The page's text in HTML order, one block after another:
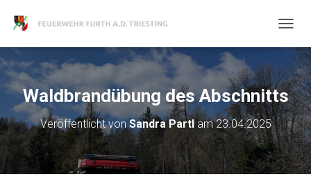
A
I
G
A
T
I
O
N
U
Waldbrandübung des Abschnitts
Veröffentlicht vonSandra Partlam23.04.2025